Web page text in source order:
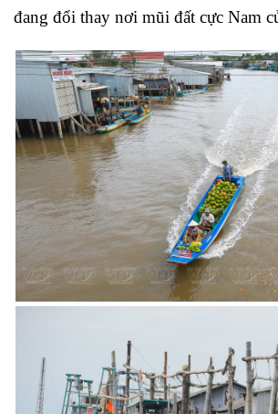
đang đổi thay nơi mũi đất cực Nam